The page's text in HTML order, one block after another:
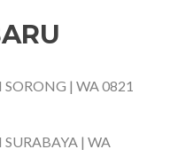
SORONG | WA 0821
SURABAYA | WA